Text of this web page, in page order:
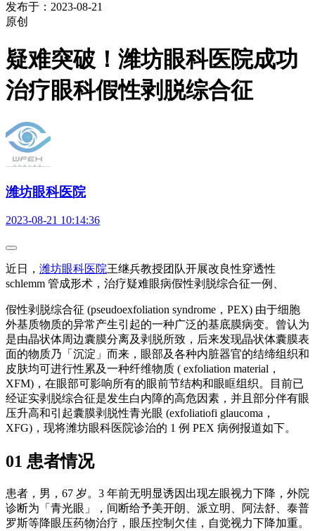
发布于：2023-08-21
原创
疑难突破！潍坊眼科医院成功
治疗眼科假性剥脱综合征
潍坊眼科医院
2023-08-21 10:14:36
近日， 潍坊眼科医院王继兵教授团队开展改良性穿透性
schlemm 管成形术，治疗疑难眼病假性剥脱综合征一例、
假性剥脱综合征 (pseudoexfoliation syndrome，PEX) 由于细胞
外基质物质的异常产生引起的一种广泛的基底膜病变。曾认为
是由晶状体周边囊膜分离及剥脱所致，后来发现晶状体囊膜表
面的物质乃「沉淀」而来，眼部及各种内脏器官的结缔组织和
皮肤均可进行性累及一种纤维物质 ( exfoliation material，
XFM)，在眼部可影响所有的眼前节结构和眼眶组织。目前已
经证实剥脱综合征是发生白内障的高危因素，并且部分伴有眼
压升高和引起囊膜剥脱性青光眼 (exfoliatiofi glaucoma，
XFG)，现将潍坊眼科医院诊治的 1 例 PEX 病例报道如下。
01 患者情况
患者，男，67 岁。3 年前无明显诱因出现左眼视力下降，外院
诊断为「青光眼」，间断给予美开朗、派立明、阿法舒、泰普
罗斯等降眼压药物治疗，眼压控制欠佳，自觉视力下降加重。